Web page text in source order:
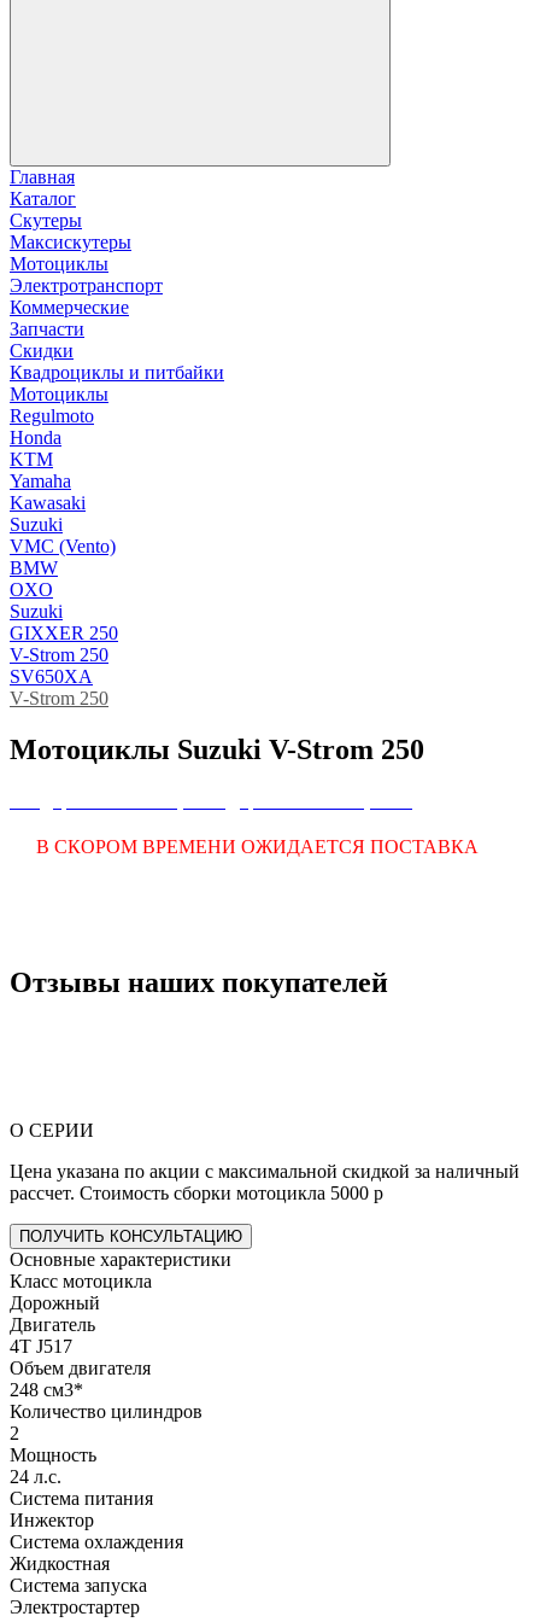
Главная
Каталог
Скутеры
Максискутеры
Мотоциклы
Электротранспорт
Коммерческие
Запчасти
Скидки
Квадроциклы и питбайки
Мотоциклы
Regulmoto
Honda
KTM
Yamaha
Kawasaki
Suzuki
VMC (Vento)
BMW
OXO
Suzuki
GIXXER 250
V-Strom 250
SV650XA
V-Strom 250
Мотоциклы Suzuki V-Strom 250
В СКОРОМ ВРЕМЕНИ ОЖИДАЕТСЯ ПОСТАВКА
Отзывы наших покупателей
О СЕРИИ
Цена указана по акции с максимальной скидкой за наличный
рассчет. Стоимость сборки мотоцикла 5000 р
ПОЛУЧИТЬ КОНСУЛЬТАЦИЮ
Основные характеристики
Класс мотоцикла
Дорожный
Двигатель
4T J517
Объем двигателя
248 см3*
Количество цилиндров
2
Мощность
24 л.с.
Система питания
Инжектор
Система охлаждения
Жидкостная
Система запуска
Электростартер